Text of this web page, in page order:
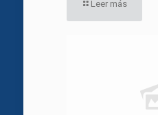
Leer más